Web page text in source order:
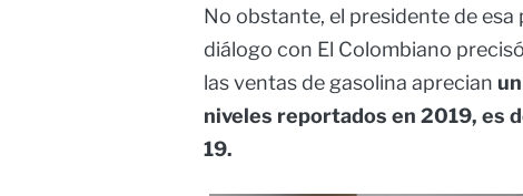
No obstante, el presidente de
diálogo con El Colombiano
las ventas de gasolina aprecian
niveles reportados en 2019, es
19.